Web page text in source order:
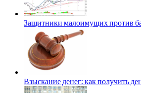
Защитники малоимущих против
Взыскание денег: как получить